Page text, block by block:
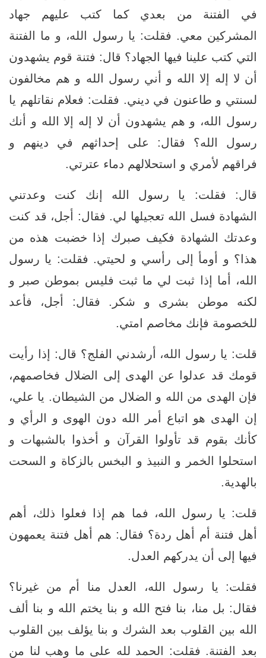
في الفتنة من بعدي كما كتب عليهم جهاد
المشركين معي. فقلت: يا رسول الله، و ما الفتنة
التي كتب علينا فيها الجهاد؟ قال: فتنة قوم يشهدون
أن لا إله إلا الله و أني رسول الله و هم مخالفون
لسنتي و طاعنون في ديني. فقلت: فعلام نقاتلهم يا
رسول الله، و هم يشهدون أن لا إله إلا الله و أنك
رسول الله؟ فقال: على إحداثهم في دينهم و
فراقهم لأمري و استحلالهم دماء عترتي.
قال: فقلت: يا رسول الله إنك كنت وعدتني
الشهادة فسل الله تعجيلها لي. فقال: أجل، قد كنت
وعدتك الشهادة فكيف صبرك إذا خضبت هذه من
هذا؟ و أومأ إلى رأسي و لحيتي. فقلت: يا رسول
الله، أما إذا ثبت لي ما ثبت فليس بموطن صبر و
لكنه موطن بشرى و شكر. فقال: أجل، فأعد
للخصومة فإنك مخاصم امتي.
قلت: يا رسول الله، أرشدني الفلج؟ قال: إذا رأيت
قومك قد عدلوا عن الهدى إلى الضلال فخاصمهم،
فإن الهدى من الله و الضلال من الشيطان. يا علي،
إن الهدى هو اتباع أمر الله دون الهوى و الرأي و
كأنك بقوم قد تأولوا القرآن و أخذوا بالشبهات و
استحلوا الخمر و النبيذ و البخس بالزكاة و السحت
بالهدية.
قلت: يا رسول الله، فما هم إذا فعلوا ذلك، أهم
أهل فتنة أم أهل ردة؟ فقال: هم أهل فتنة يعمهون
فيها إلى أن يدركهم العدل.
فقلت: يا رسول الله، العدل منا أم من غيرنا؟
فقال: بل منا، بنا فتح الله و بنا يختم الله و بنا ألف
الله بين القلوب بعد الشرك و بنا يؤلف بين القلوب
بعد الفتنة. فقلت: الحمد لله على ما وهب لنا من